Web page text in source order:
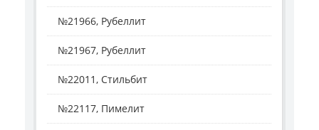
№21966, Рубеллит
№21967, Рубеллит
№22011, Стильбит
№22117, Пимелит